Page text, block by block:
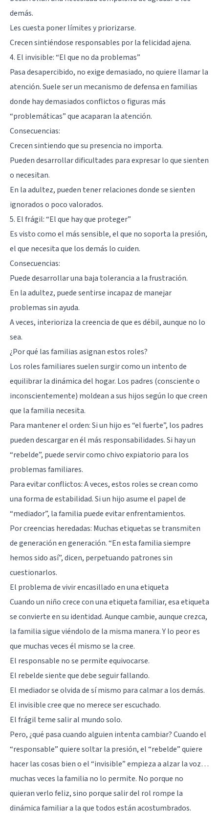
demás.
Les cuesta poner límites y priorizarse.
Crecen sintiéndose responsables por la felicidad ajena.
4. El invisible: “El que no da problemas”
Pasa desapercibido, no exige demasiado, no quiere llamar la
atención. Suele ser un mecanismo de defensa en familias
donde hay demasiados conflictos o figuras más
“problemáticas” que acaparan la atención.
Consecuencias:
Crecen sintiendo que su presencia no importa.
Pueden desarrollar dificultades para expresar lo que sienten
o necesitan.
En la adultez, pueden tener relaciones donde se sienten
ignorados o poco valorados.
5. El frágil: “El que hay que proteger”
Es visto como el más sensible, el que no soporta la presión,
el que necesita que los demás lo cuiden.
Consecuencias:
Puede desarrollar una baja tolerancia a la frustración.
En la adultez, puede sentirse incapaz de manejar
problemas sin ayuda.
A veces, interioriza la creencia de que es débil, aunque no lo
sea.
¿Por qué las familias asignan estos roles?
Los roles familiares suelen surgir como un intento de
equilibrar la dinámica del hogar. Los padres (consciente o
inconscientemente) moldean a sus hijos según lo que creen
que la familia necesita.
Para mantener el orden: Si un hijo es “el fuerte”, los padres
pueden descargar en él más responsabilidades. Si hay un
“rebelde”, puede servir como chivo expiatorio para los
problemas familiares.
Para evitar conflictos: A veces, estos roles se crean como
una forma de estabilidad. Si un hijo asume el papel de
“mediador”, la familia puede evitar enfrentamientos.
Por creencias heredadas: Muchas etiquetas se transmiten
de generación en generación. “En esta familia siempre
hemos sido así”, dicen, perpetuando patrones sin
cuestionarlos.
El problema de vivir encasillado en una etiqueta
Cuando un niño crece con una etiqueta familiar, esa etiqueta
se convierte en su identidad. Aunque cambie, aunque crezca,
la familia sigue viéndolo de la misma manera. Y lo peor es
que muchas veces él mismo se la cree.
El responsable no se permite equivocarse.
El rebelde siente que debe seguir fallando.
El mediador se olvida de sí mismo para calmar a los demás.
El invisible cree que no merece ser escuchado.
El frágil teme salir al mundo solo.
Pero, ¿qué pasa cuando alguien intenta cambiar? Cuando el
“responsable” quiere soltar la presión, el “rebelde” quiere
hacer las cosas bien o el “invisible” empieza a alzar la voz…
muchas veces la familia no lo permite. No porque no
quieran verlo feliz, sino porque salir del rol rompe la
dinámica familiar a la que todos están acostumbrados.